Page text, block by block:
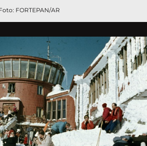
FORTEPAN/AR